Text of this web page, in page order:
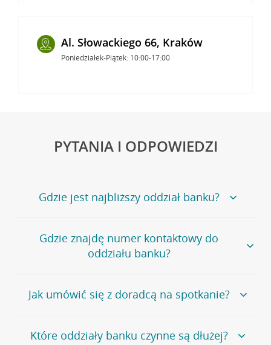
Al. Słowackiego 66, Kraków
Poniedziałek-Piątek: 10:00-17:00
PYTANIA I ODPOWIEDZI
Gdzie jest najbliższy oddział banku?
Jeśli szukasz oddziału naszego banku, zapraszamy na
stronęPlacówki i bankomaty, na której znajduje się
wygodna wyszukiwarka.
oddziałów
Gdzie znajdę numer kontaktowy do
oddziału banku?
Bank Credit Agricole nie udostępnia ogólnego numeru
telefonu do placówki bankowej.
umówienia się z doradcą w placówce bankowej .
Jak umówić się z doradcą na spotkanie?
Jeśli jesteś już naszym
klientemmożeszsamodzielnieumówić się na spotkanie z
Które oddziały banku czynne są dłużej?